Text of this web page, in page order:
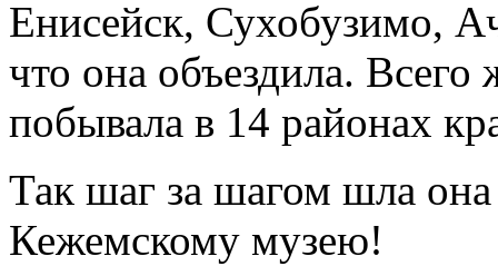
Енисейск, Сухобузимо,
что она объездила.
побывала в 14 районах
Так шаг за шагом шла
Кежемскому музею!